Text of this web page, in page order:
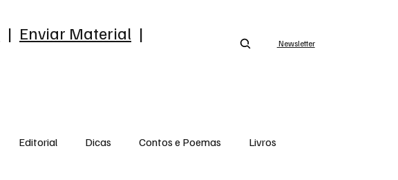
Newsletter
| Enviar Material |
Editorial Dicas Contos e Poemas Livros